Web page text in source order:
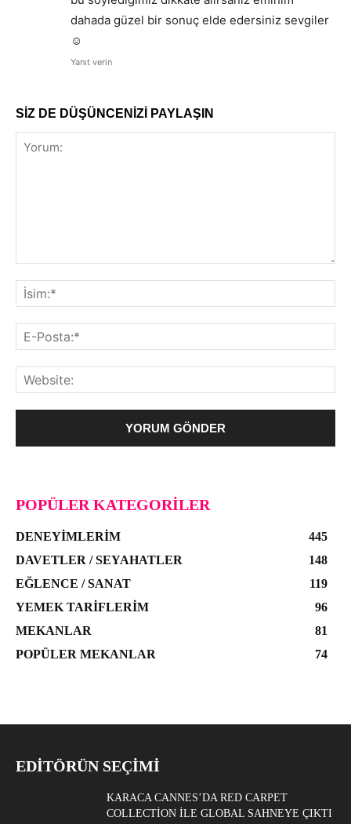
dahada güzel bir sonuç elde edersiniz sevgiler
☺
Yanıt verin
SİZ DE DÜŞÜNCENİZİ PAYLAŞIN
POPÜLER KATEGORILER
DENEYIMLERIM
445
DAVETLER / SEYAHATLER
148
EĞLENCE / SANAT
119
YEMEK TARIFLERIM
96
MEKANLAR
81
POPÜLER MEKANLAR
74
EDITÖRÜN SEÇIMI
KARACA CANNES’DA RED CARPET
COLLECTION ILE GLOBAL SAHNEYE ÇIKTI